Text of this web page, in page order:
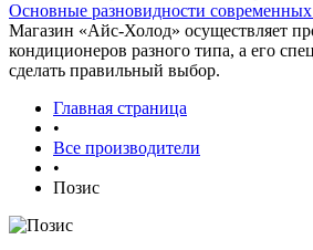
Основные разновидности
Магазин «Айс-Холод» осуществляет
кондиционеров разного типа, а его
сделать правильный выбор.
Главная страница
•
Все производители
•
Позис